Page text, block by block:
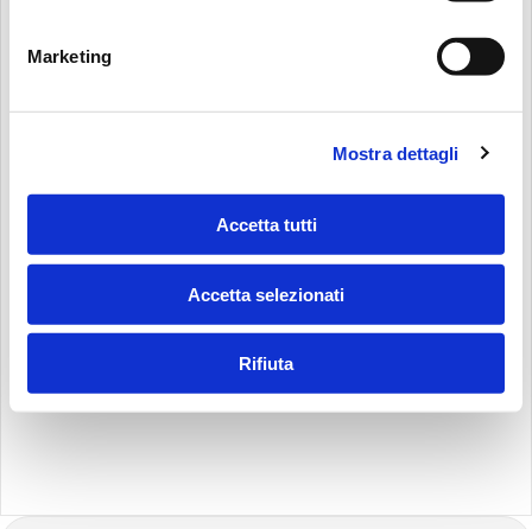
Marketing
Mostra dettagli
Accetta tutti
Accetta selezionati
Rifiuta